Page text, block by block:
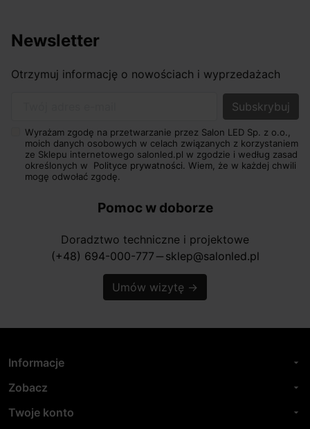
Newsletter
Otrzymuj informację o nowościach i wyprzedażach
Wyrażam zgodę na przetwarzanie przez Salon LED Sp. z o.o.,
moich danych osobowych w celach związanych z korzystaniem
ze Sklepu internetowego salonled.pl w zgodzie i według zasad
określonych w Polityce prywatności. Wiem, że w każdej chwili
mogę odwołać zgodę.
Pomoc w doborze
Doradztwo techniczne i projektowe
(+48) 694-000-777 horizontal_rule sklep@salonled.pl
Umów wizytę →
Informacje arrow_drop_down
Zobacz arrow_drop_down
Twoje konto arrow_drop_down